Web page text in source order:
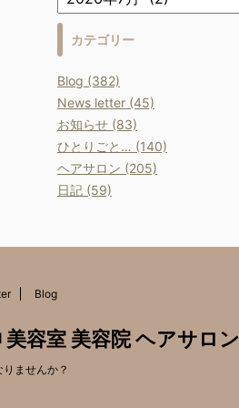
カテゴリー
Blog (382)
News letter (45)
お知らせ (83)
ひとりごと… (140)
ヘアサロン (205)
日記 (59)
Blog
容室 美容院 ヘアサロン
ませんか？